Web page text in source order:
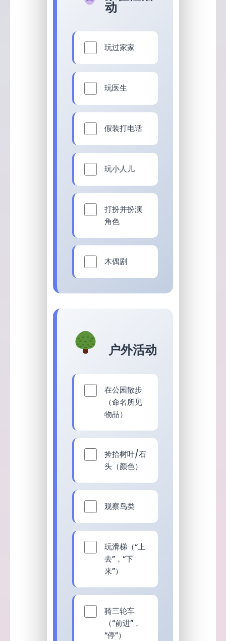
动
玩过家家
玩医生
假装打电话
玩小人儿
打扮并扮演
角色
木偶剧
户外活动
在公园散步
（命名所见
物品）
捡拾树叶/石
头（颜色）
观察鸟类
玩滑梯（“上
去”，“下
来”）
骑三轮车
（“前进”，
“停”）